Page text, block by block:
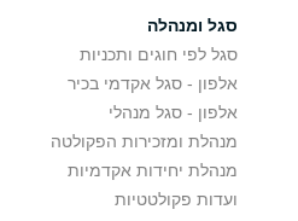
סגל ומנהלה
סגל לפי חוגים ותכניות
אלפון - סגל אקדמי בכיר
אלפון - סגל מנהלי
מנהלת ומזכירות הפקולטה
מנהלת יחידות אקדמיות
ועדות פקולטטיות